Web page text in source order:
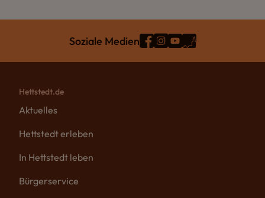
Soziale Medien
Hettstedt.de
Aktuelles
Hettstedt erleben
In Hettstedt leben
Bürgerservice